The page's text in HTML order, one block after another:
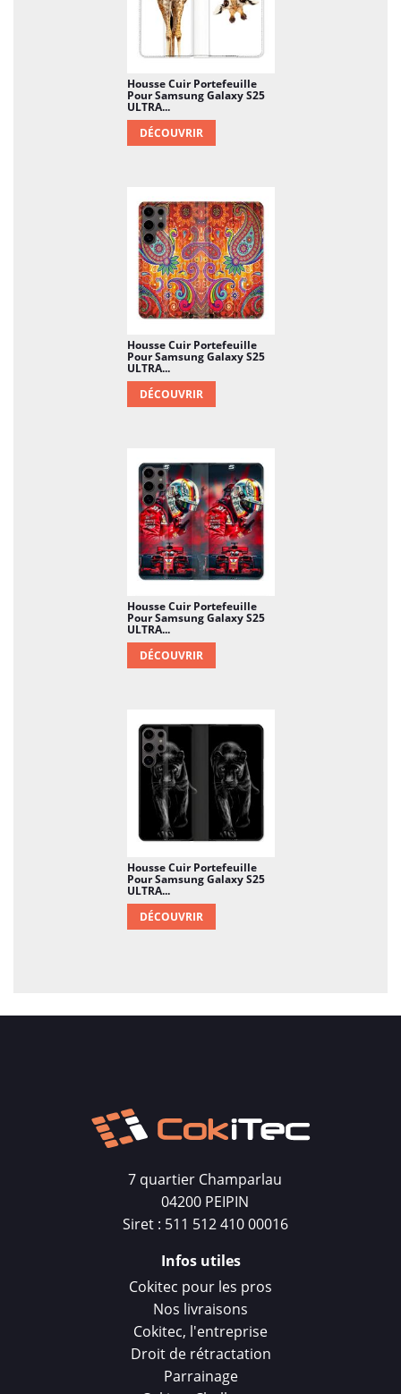
Housse Cuir Portefeuille
Pour Samsung Galaxy S25
ULTRA...
DÉCOUVRIR
Housse Cuir Portefeuille
Pour Samsung Galaxy S25
ULTRA...
DÉCOUVRIR
Housse Cuir Portefeuille
Pour Samsung Galaxy S25
ULTRA...
DÉCOUVRIR
Housse Cuir Portefeuille
Pour Samsung Galaxy S25
ULTRA...
DÉCOUVRIR
7 quartier Champarlau
04200 PEIPIN
Siret : 511 512 410 00016
Infos utiles
Cokitec pour les pros
Nos livraisons
Cokitec, l'entreprise
Droit de rétractation
Parrainage